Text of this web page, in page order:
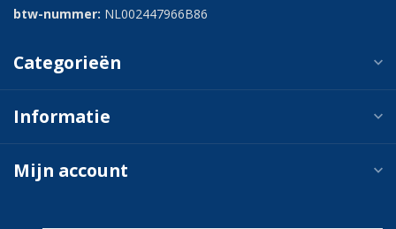
btw-nummer: NL002447966B86
Categorieën
Informatie
Mijn account